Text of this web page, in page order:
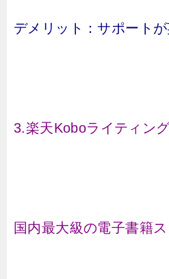
デメリット：サポート
3.楽天Koboライティン
国内最大級の電子書籍ス